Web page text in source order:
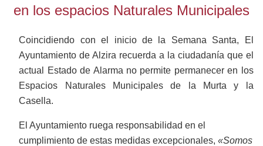
en los espacios Naturales Municipales
Coincidiendo con el inicio de la Semana Santa, El
Ayuntamiento de Alzira recuerda a la ciudadanía que el
actual Estado de Alarma no permite permanecer en los
Espacios Naturales Municipales de la Murta y la
Casella.
El Ayuntamiento ruega responsabilidad en el
cumplimiento de estas medidas excepcionales, «Somos